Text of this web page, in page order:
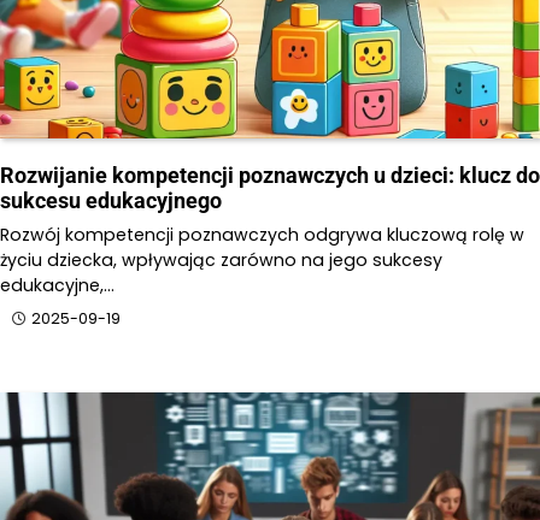
Rozwijanie kompetencji poznawczych u dzieci: klucz do
sukcesu edukacyjnego
Rozwój kompetencji poznawczych odgrywa kluczową rolę w
życiu dziecka, wpływając zarówno na jego sukcesy
edukacyjne,…
2025-09-19